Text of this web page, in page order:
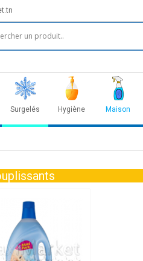
Surgelés Hygiène Maison